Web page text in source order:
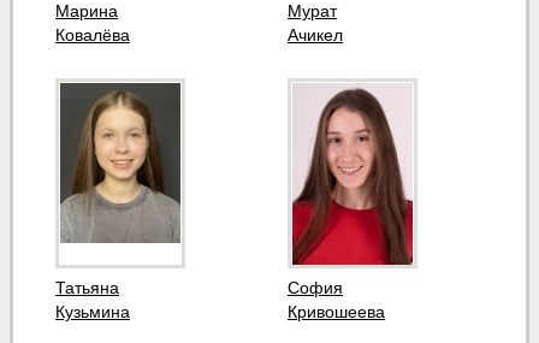
Марина
Ковалёва
Мурат
Ачикел
Татьяна
Кузьмина
София
Кривошеева